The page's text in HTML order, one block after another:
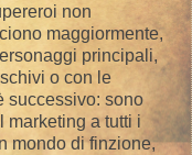
non
maggiormente,
principali,
o con le
successivo: sono
marketing a tutti i
mondo di finzione,